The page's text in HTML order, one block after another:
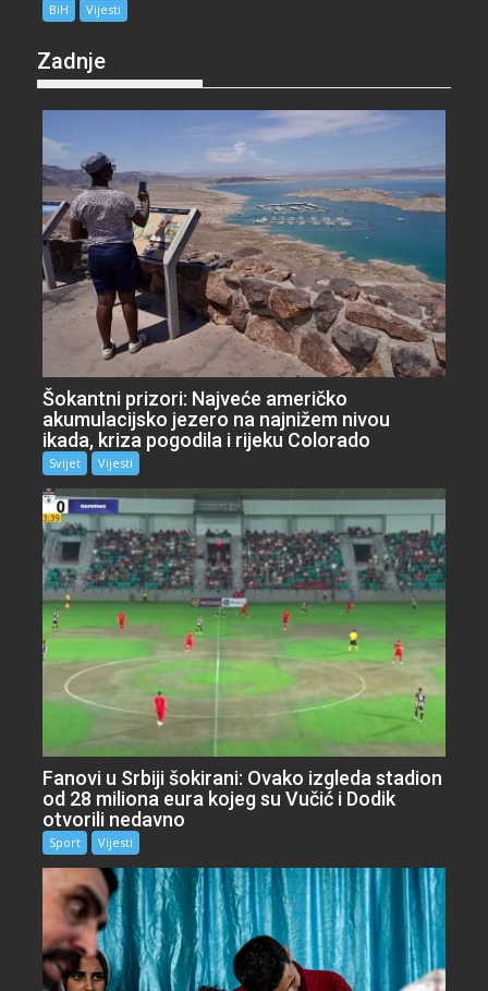
BiH Vijesti
Zadnje
Šokantni prizori: Najveće američko
akumulacijsko jezero na najnižem nivou
ikada, kriza pogodila i rijeku Colorado
Svijet Vijesti
Fanovi u Srbiji šokirani: Ovako izgleda stadion
od 28 miliona eura kojeg su Vučić i Dodik
otvorili nedavno
Sport Vijesti